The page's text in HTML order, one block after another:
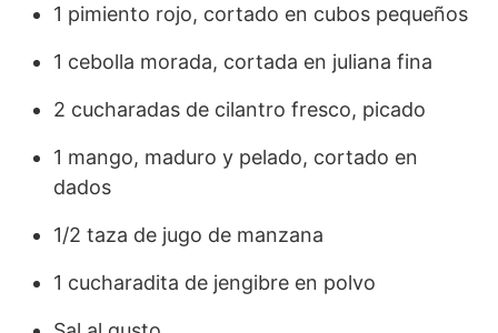
1 pimiento rojo, cortado en cubos pequeños
1 cebolla morada, cortada en juliana fina
2 cucharadas de cilantro fresco, picado
1 mango, maduro y pelado, cortado en
dados
1/2 taza de jugo de manzana
1 cucharadita de jengibre en polvo